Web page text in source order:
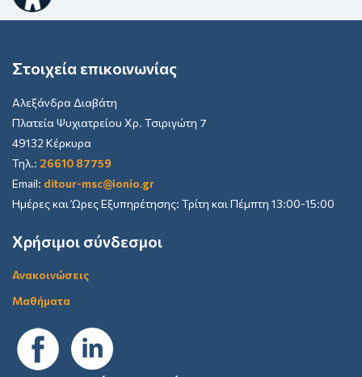
Στοιχεία επικοινωνίας
Αλεξάνδρα Διαβάτη
Πλατεία Ψυχιατρείου Χρ. Τσιριγώτη 7
49132 Κέρκυρα
Τηλ.: 26610 87759
Email: ditour-msc@ionio.gr
Ημέρες και Ώρες Εξυπηρέτησης: Τρίτη και Πέμπτη 13:00-15:00
Χρήσιμοι σύνδεσμοι
Ανακοινώσεις
Μαθήματα